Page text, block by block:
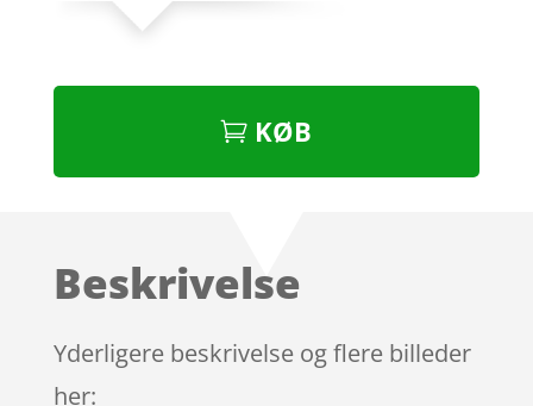
KØB
Beskrivelse
Yderligere beskrivelse og flere billeder
her: